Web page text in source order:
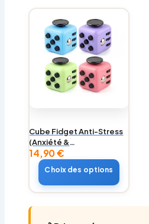
Cube Fidget Anti-Stress
(Anxiété &
Concentration)
14,90€
Choix des options